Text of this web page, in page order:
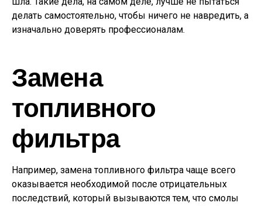
делать самостоятельно, чтобы ничего не навредить, а
изначально доверять профессионалам.
Замена
топливного
фильтра
Например, замена топливного фильтра чаще всего
оказывается необходимой после отрицательных
последствий, который вызываются тем, что смолы